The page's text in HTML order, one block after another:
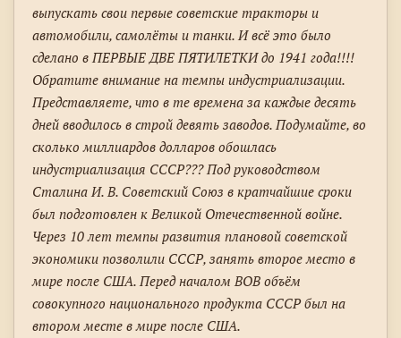
выпускать свои первые советские тракторы и
автомобили, самолёты и танки. И всё это было
сделано в ПЕРВЫЕ ДВЕ ПЯТИЛЕТКИ до 1941 года!!!!
Обратите внимание на темпы индустриализации.
Представляете, что в те времена за каждые десять
дней вводилось в строй девять заводов. Подумайте, во
сколько миллиардов долларов обошлась
индустриализация СССР??? Под руководством
Сталина И. В. Советский Союз в кратчайшие сроки
был подготовлен к Великой Отечественной войне.
Через 10 лет темпы развития плановой советской
экономики позволили СССР, занять второе место в
мире после США. Перед началом ВОВ объём
совокупного национального продукта СССР был на
втором месте в мире после США.